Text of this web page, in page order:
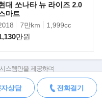
대 쏘나타 뉴 라이즈 2.0
마트
7만km 1,999cc
만원
자상담 전화걸기
스템만을 제공하며
책임은 판매자에게 있습니다.
기록부, 실제 차량 상태,
보를 확인하세요.